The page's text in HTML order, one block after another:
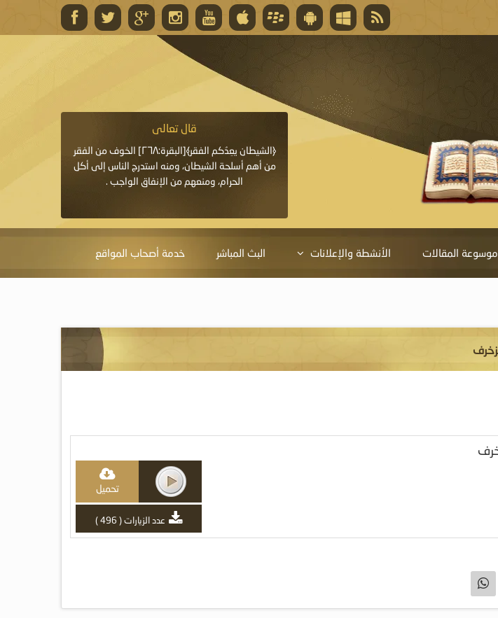
قال تعالى
المغفرة لأنها أغلى جائزة، وهي مفتاح باب العطايا التي
قال تعالى
﴿الشيطان يعِدُكم الفقر﴾[البقرة:٢٦٨] الخوف من الفقر
من أهم أسلحة الشيطان، ومنه استدرج الناس إلى أكل
الحرام، ومنعهم من الإنفاق الواجب .
موسوعة المقالات الأنشطة والإعلانات البث المباشر خدمة أصحاب المواقع
تحميل
عدد الزيارات ( 496 )